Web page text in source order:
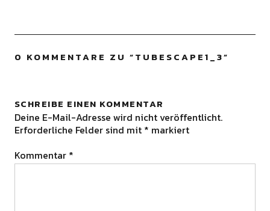
0 KOMMENTARE ZU “TUBESCAPE1_3”
SCHREIBE EINEN KOMMENTAR
Deine E-Mail-Adresse wird nicht veröffentlicht.
Erforderliche Felder sind mit * markiert
Kommentar *